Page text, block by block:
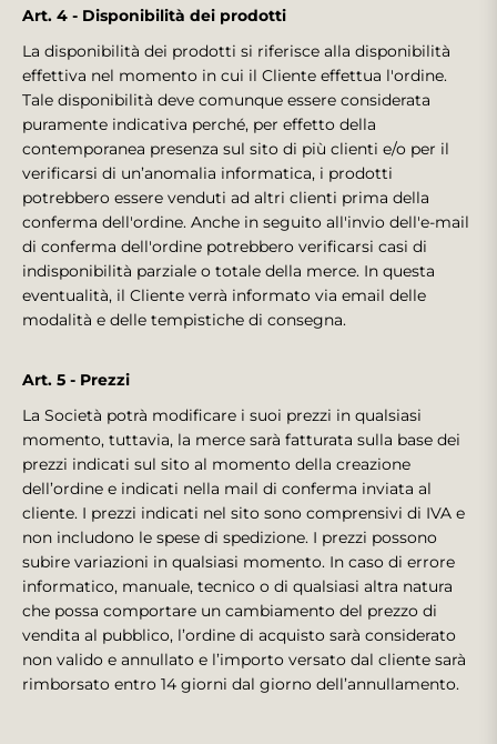
Art. 4 - Disponibilità dei prodotti
La disponibilità dei prodotti si riferisce alla disponibilità
effettiva nel momento in cui il Cliente effettua l'ordine.
Tale disponibilità deve comunque essere considerata
puramente indicativa perché, per effetto della
contemporanea presenza sul sito di più clienti e/o per il
verificarsi di un’anomalia informatica, i prodotti
potrebbero essere venduti ad altri clienti prima della
conferma dell'ordine. Anche in seguito all'invio dell'e-mail
di conferma dell'ordine potrebbero verificarsi casi di
indisponibilità parziale o totale della merce. In questa
eventualità, il Cliente verrà informato via email delle
modalità e delle tempistiche di consegna.
Art. 5 - Prezzi
La Società potrà modificare i suoi prezzi in qualsiasi
momento, tuttavia, la merce sarà fatturata sulla base dei
prezzi indicati sul sito al momento della creazione
dell’ordine e indicati nella mail di conferma inviata al
cliente. I prezzi indicati nel sito sono comprensivi di IVA e
non includono le spese di spedizione. I prezzi possono
subire variazioni in qualsiasi momento. In caso di errore
informatico, manuale, tecnico o di qualsiasi altra natura
che possa comportare un cambiamento del prezzo di
vendita al pubblico, l’ordine di acquisto sarà considerato
non valido e annullato e l’importo versato dal cliente sarà
rimborsato entro 14 giorni dal giorno dell’annullamento.